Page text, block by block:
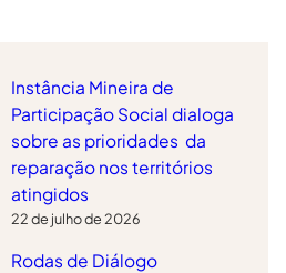
Instância Mineira de
Participação Social dialoga
sobre as prioridades da
reparação nos territórios
atingidos
22 de julho de 2026
Rodas de Diálogo